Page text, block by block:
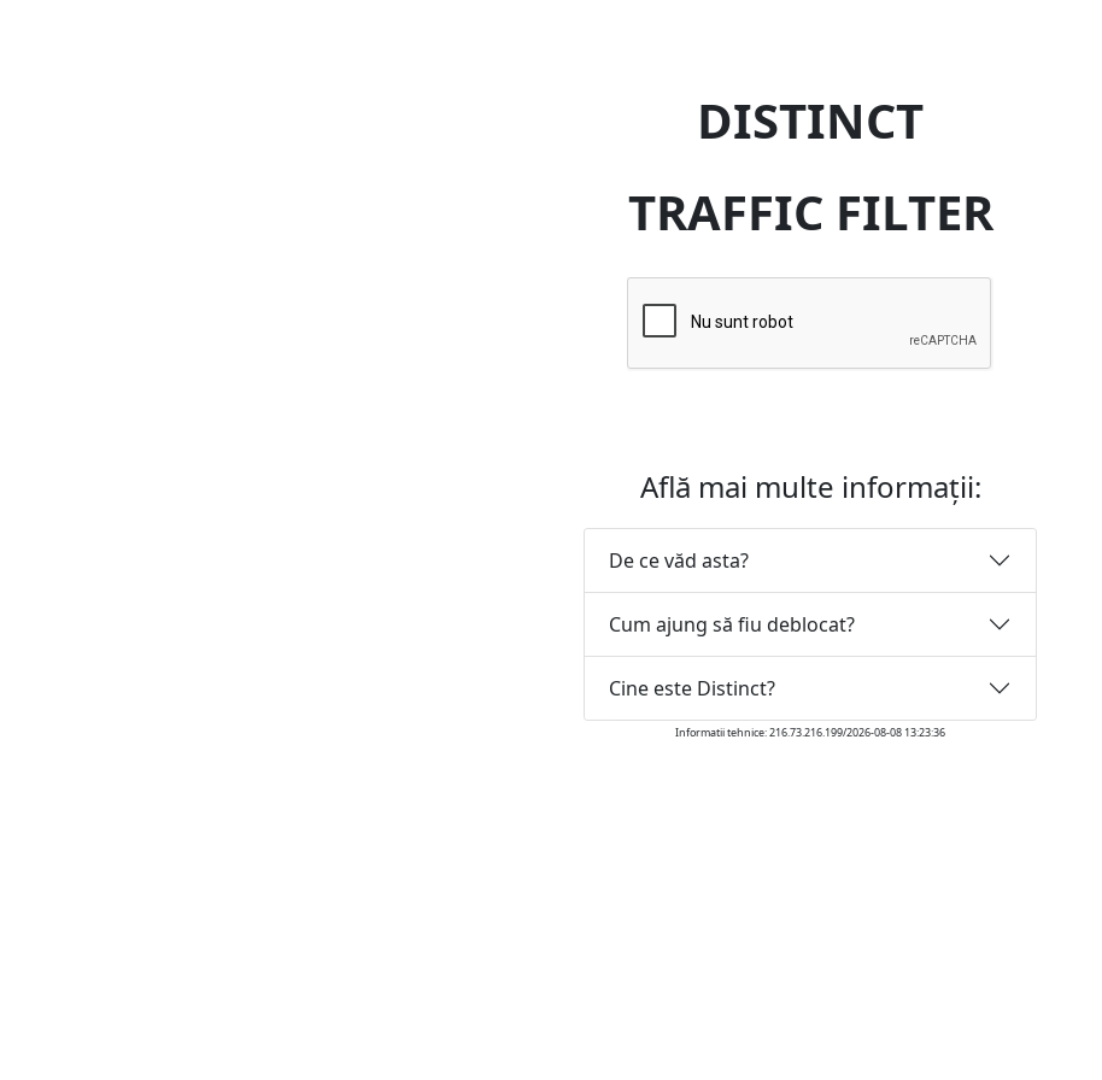
DISTINCT
TRAFFIC FILTER
Află mai multe informații:
De ce văd asta?
Cum ajung să fiu deblocat?
Cine este Distinct?
Informatii tehnice: 216.73.216.199/2026-08-08 13:23:36